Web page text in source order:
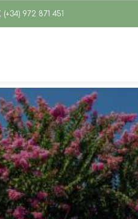
(+34) 972 871 451